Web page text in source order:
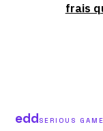
frais
eddSERIOUS GAME